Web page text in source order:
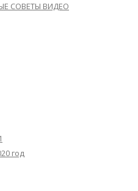
СОВЕТЫ ВИДЕО
год